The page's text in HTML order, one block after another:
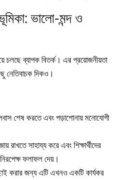
ভালো-মন্দ ও
চলছে ব্যাপক বিতর্ক। এর প্রয়োজনীয়তা
নেতিবাচক দিকও।
শেষ করতে এবং পড়াশোনায় মনোযোগী
রাখতে সাহায্য করে এবং শিক্ষার্থীদের
ফলাফল দেয়।
করার জন্য এটি এখনও একটি কার্যকর